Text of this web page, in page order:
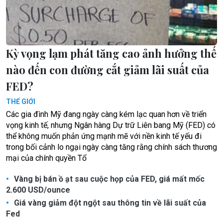
Kỳ vọng lạm phát tăng cao ảnh hưởng thế
nào đến con đường cắt giảm lãi suất của
FED?
THẾ GIỚI
Các gia đình Mỹ đang ngày càng kém lạc quan hơn về triển
vọng kinh tế, nhưng Ngân hàng Dự trữ Liên bang Mỹ (FED) có
thể không muốn phản ứng mạnh mẽ với nền kinh tế yếu đi
trong bối cảnh lo ngại ngày càng tăng rằng chính sách thương
mại của chính quyền Tổ
Vàng bị bán ồ ạt sau cuộc họp của FED, giá mất mốc
2.600 USD/ounce
Giá vàng giảm đột ngột sau thông tin về lãi suất của
Fed